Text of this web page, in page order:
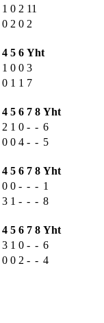
1 0 2 11
0 2 0 2
4 5 6 Yht
1 0 0 3
0 1 1 7
4 5 6 7 8 Yht
2 1 0 - - 6
0 0 4 - - 5
4 5 6 7 8 Yht
0 0 - - - 1
3 1 - - - 8
4 5 6 7 8 Yht
3 1 0 - - 6
0 0 2 - - 4